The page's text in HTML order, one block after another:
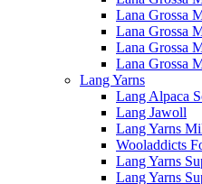
Lana Grossa
Lana Grossa
Lana Grossa
Lana Grossa
Lang Yarns
Lang Alpaca
Lang Jawoll
Lang Yarns
Wooladdicts
Lang Yarns
Lang Yarns